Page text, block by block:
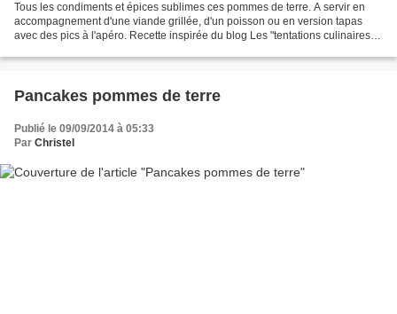
Tous les condiments et épices sublimes ces pommes de terre. A servir en
accompagnement d'une viande grillée, d'un poisson ou en version tapas
avec des pics à l'apéro. Recette inspirée du blog Les "tentations culinaires"
Pancakes pommes de terre
Publié le 09/09/2014 à 05:33
Par Christel